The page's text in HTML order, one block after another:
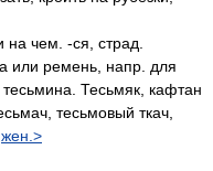
на чем. -ся, страд.
или ремень, напр. для
Тесьмяк, кафтан
тесьмовый ткач,
жен.>